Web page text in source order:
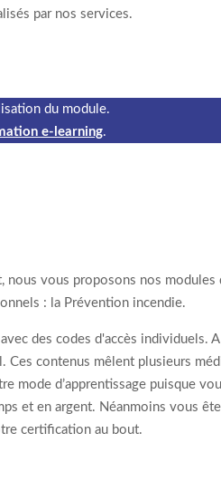
par nos services.
du module.
e-learning.
nous vous proposons nos modules
: la Prévention incendie.
des codes d'accès individuels.
Ces contenus mêlent plusieurs
mode d’apprentissage puisque
et en argent. Néanmoins vous
certification au bout.